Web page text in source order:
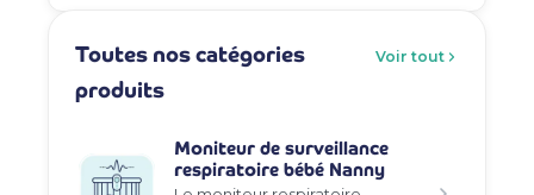
Toutes nos catégories
produits
Voir tout
Moniteur de surveillance
respiratoire bébé Nanny